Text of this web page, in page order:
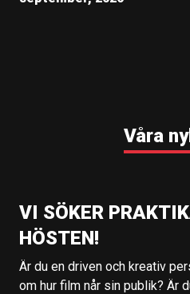
Våra
VI SÖKER
HÖSTEN!
Är du en driven och kreativ
om hur film når sin publik? Är